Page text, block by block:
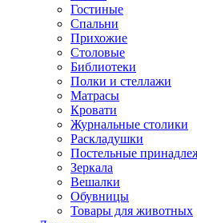
Гостиные
Спальни
Прихожие
Столовые
Библиотеки
Полки и стеллажи
Матрасы
Кровати
Журнальные столики
Раскладушки
Постельные
Зеркала
Вешалки
Обувницы
Товары для животных